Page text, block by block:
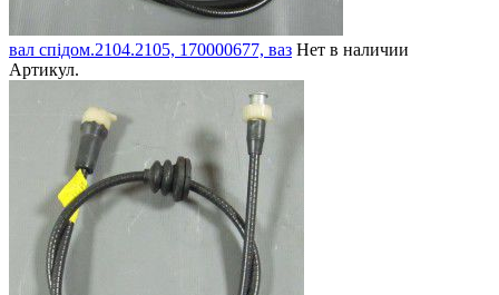
вал спідом.2104.2105, 170000677, ваз Нет в наличии
Артикул.